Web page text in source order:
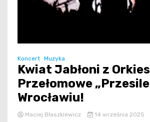
Koncert Muzyka
Kwiat Jabłoni z
Przełomowe
Wrocławiu!
Maciej Błaszkiewicz 14 września 2025